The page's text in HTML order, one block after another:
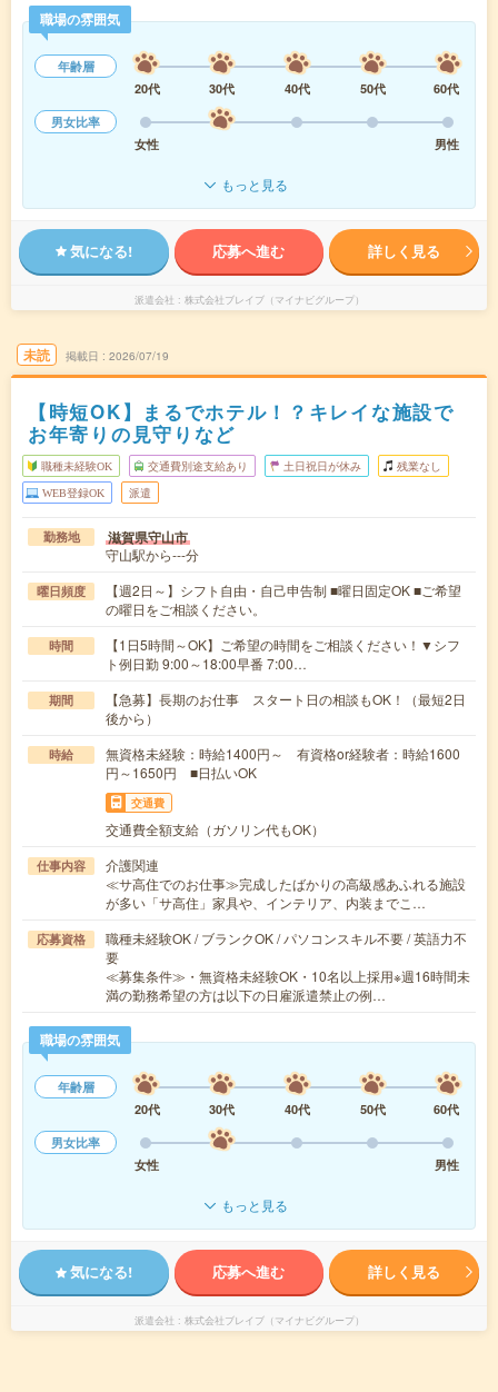
職場の雰囲気
年齢層
20代
30代 40代 50代
60代
男女比率
女性
男性
もっと見る
気になる! 応募へ進む 詳しく見る
派遣会社 株式会社ブレイブ（マイナビグループ）
未読 掲載日 2026/07/19
【時短OK】まるでホテル！？キレイな施設で
お年寄りの見守りなど
職種未経験OK 交通費別途支給あり 土日祝日が休み 残業なし
WEB登録OK 派遣
勤務地 滋賀県守山市
守山駅から---分
曜日頻度
【週2日～】シフト自由・自己申告制 ■曜日固定OK ■ご希望
の曜日をご相談ください。
時間
【1日5時間～OK】ご希望の時間をご相談ください！▼シフ
ト例日勤 9:00～18:00早番 7:00…
期間
【急募】長期のお仕事 スタート日の相談もOK！（最短2日
後から）
時給
無資格未経験：時給1400円～ 有資格or経験者：時給1600
円～1650円 ■日払いOK
交通費
交通費全額支給（ガソリン代もOK）
仕事内容
介護関連
≪サ高住でのお仕事≫完成したばかりの高級感あふれる施設
が多い「サ高住」家具や、インテリア、内装までこ…
応募資格
職種未経験OK / ブランクOK / パソコンスキル不要 / 英語力不
要
≪募集条件≫・無資格未経験OK・10名以上採用※週16時間未
満の勤務希望の方は以下の日雇派遣禁止の例…
職場の雰囲気
年齢層
20代
30代 40代 50代
60代
男女比率
女性
男性
もっと見る
気になる! 応募へ進む 詳しく見る
派遣会社 株式会社ブレイブ（マイナビグループ）